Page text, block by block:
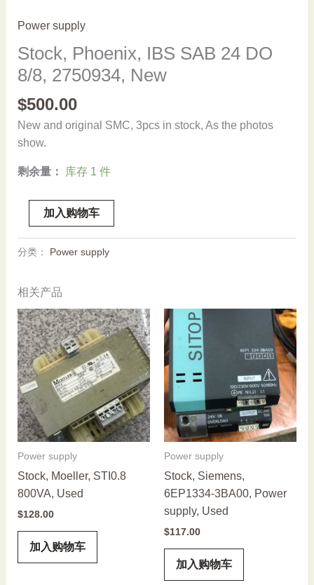
Power supply
Stock, Phoenix, IBS SAB 24 DO
8/8, 2750934, New
$500.00
New and original SMC, 3pcs in stock, As the photos
show.
剩余量： 库存 1 件
Stock,
Phoenix,
SAB
DO
8/8,
2750934,
New
数
量
加入购物车
分类： Power supply
相关产品
Power supply
Stock, Moeller, STI0.8
800VA, Used
$128.00
加入购物车
Power supply
Stock, Siemens,
6EP1334-3BA00, Power
supply, Used
$117.00
加入购物车